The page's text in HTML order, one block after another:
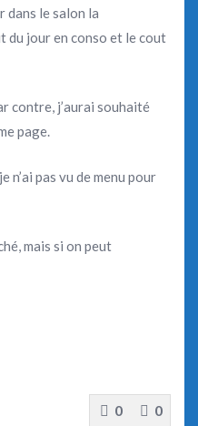
le salon la
du jour en conso et le cout
contre, j’aurai souhaité
page.
n’ai pas vu de menu pour
mais si on peut
0 0